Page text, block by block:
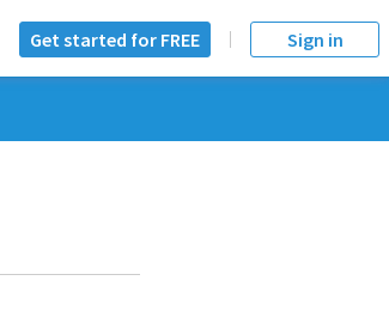
Get started for FREE Sign in